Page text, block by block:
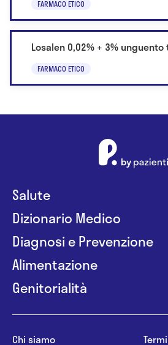
FARMACO ETICO
Losalen 0,02% + 3%
FARMACO ETICO
Salute
Dizionario Medico
Diagnosi e Prevenzione
Alimentazione
Genitorialità
Chi siamo